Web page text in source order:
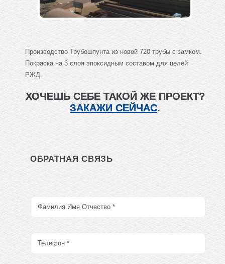
Производство Трубошпунта из новой 720 трубы с замком.
Покраска на 3 слоя эпоксидным составом для целей
РЖД.
ХОЧЕШЬ СЕБЕ ТАКОЙ ЖЕ ПРОЕКТ?
ЗАКАЖИ СЕЙЧАС.
ОБРАТНАЯ СВЯЗЬ